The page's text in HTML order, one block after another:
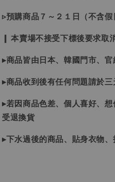
▹預購商品７～２１日（不含
❙ 本賣場不接受下標後要求取
▸商品皆由日本、韓國門市、
▸商品收到後有任何問題請於三
▸若因商品色差、個人喜好、
受退換貨
▸下水過後的商品、貼身衣物